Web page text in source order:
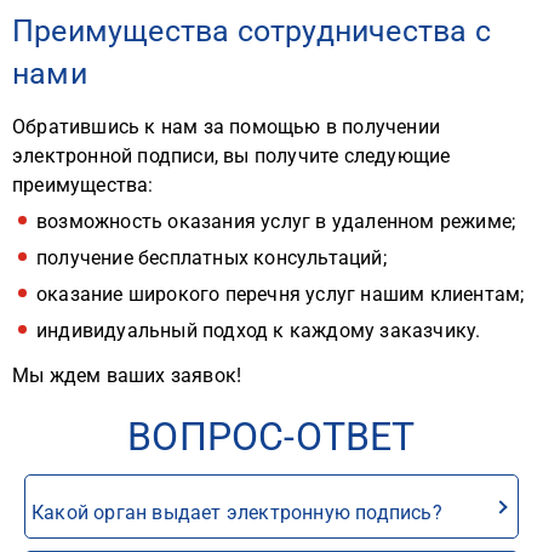
Преимущества сотрудничества с
нами
Обратившись к нам за помощью в получении
электронной подписи, вы получите следующие
преимущества:
возможность оказания услуг в удаленном режиме;
получение бесплатных консультаций;
оказание широкого перечня услуг нашим клиентам;
индивидуальный подход к каждому заказчику.
Мы ждем ваших заявок!
ВОПРОС-ОТВЕТ
Какой орган выдает электронную подпись?